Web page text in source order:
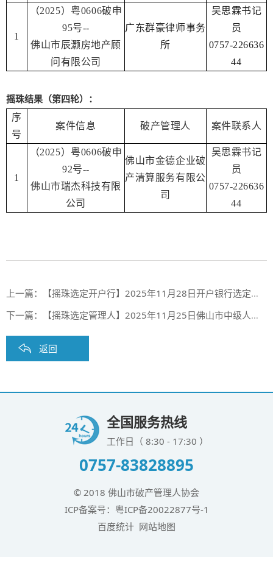
1
（2025）粤0606破申
95号--
佛山市辰灏房地产顾
问有限公司
广东群豪律师事务
所
吴思霖书记
员
0757-226636
44
摇珠结果（第四轮）：
序
号
案件信息 破产管理人 案件联系人
1
（2025）粤0606破申
92号--
佛山市瑞杰科技有限
公司
佛山市金德企业破
产清算服务有限公
司
吴思霖书记
员
0757-226636
44
上一篇：
【摇珠选定开户行】2025年11月28日开户银行选定摇珠结果（第二期合作银行第86期）
下一篇：
【摇珠选定管理人】2025年11月25日佛山市中级人民法院、佛山市禅城区人民法院摇珠选定管理人结果
返回
全国服务热线
工作日（ 8:30 - 17:30 ）
0757-83828895
© 2018 佛山市破产管理人协会
ICP备案号： 粤ICP备20022877号-1
百度统计 网站地图